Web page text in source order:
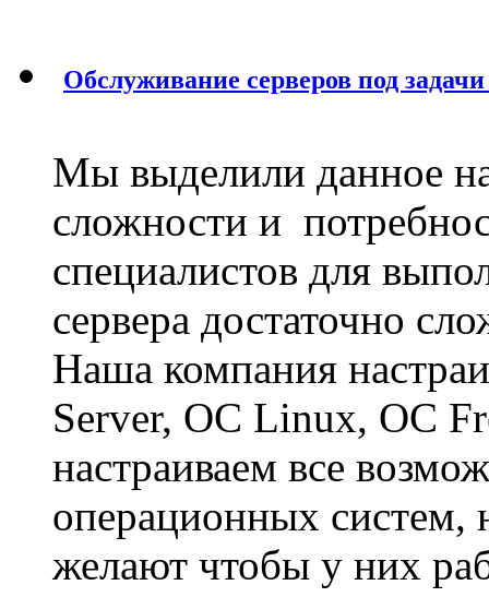
Обслуживание серверов под
Мы выделили данное
сложности и
специалистов для
сервера достаточно
Наша компания
Server, ОС Linux, ОС
настраиваем все
операционных
желают чтобы у них